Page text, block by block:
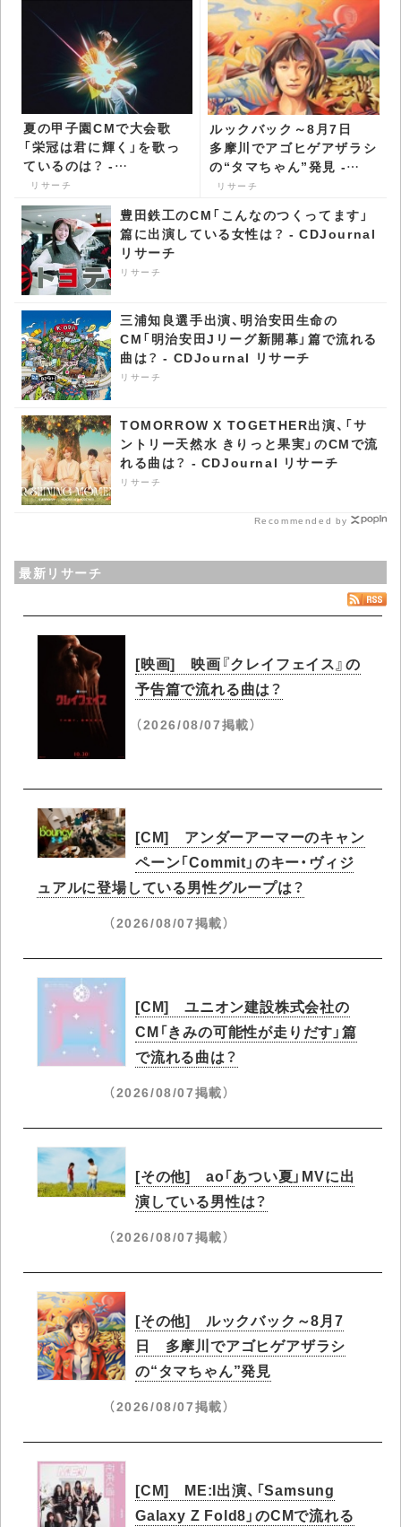
夏の甲子園CMで大会歌
「栄冠は君に輝く」を歌っ
ているのは？ -
CDJournal リサーチ
リサーチ
ルックバック～8月7日
多摩川でアゴヒゲアザラシ
の“タマちゃん”発見 -
CDJournal リサーチ
リサーチ
豊田鉄工のCM「こんなのつくってます」
篇に出演している女性は？ - CDJournal
リサーチ
リサーチ
三浦知良選手出演、明治安田生命の
CM「明治安田Jリーグ新開幕」篇で流れる
曲は？ - CDJournal リサーチ
リサーチ
TOMORROW X TOGETHER出演、「サ
ントリー天然水 きりっと果実」のCMで流
れる曲は？ - CDJournal リサーチ
リサーチ
Recommended by
最新リサーチ
[映画] 映画『クレイフェイス』の
予告篇で流れる曲は？
（2026/08/07掲載）
[CM] アンダーアーマーのキャン
ペーン「Commit」のキー・ヴィジ
ュアルに登場している男性グループは？
（2026/08/07掲載）
[CM] ユニオン建設株式会社の
CM「きみの可能性が走りだす」篇
で流れる曲は？
（2026/08/07掲載）
[その他] ao「あつい夏」MVに出
演している男性は？
（2026/08/07掲載）
[その他] ルックバック～8月7
日 多摩川でアゴヒゲアザラシ
の“タマちゃん”発見
（2026/08/07掲載）
[CM] ME:I出演、「Samsung
Galaxy Z Fold8」のCMで流れる